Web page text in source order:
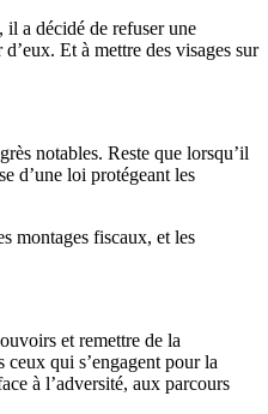
a décidé de refuser une
Et à mettre des visages sur
notables. Reste que lorsqu’il
d’une loi protégeant les
montages fiscaux, et les
et remettre de la
ceux qui s’engagent pour la
à l’adversité, aux parcours